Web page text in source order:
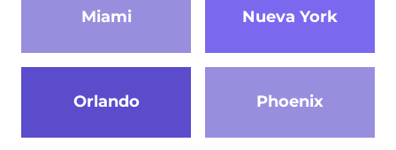
Miami Nueva York
Orlando Phoenix